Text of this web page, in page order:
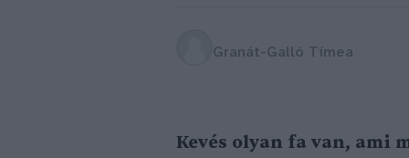
Granát-Galló Tímea
Kevés olyan fa van, ami